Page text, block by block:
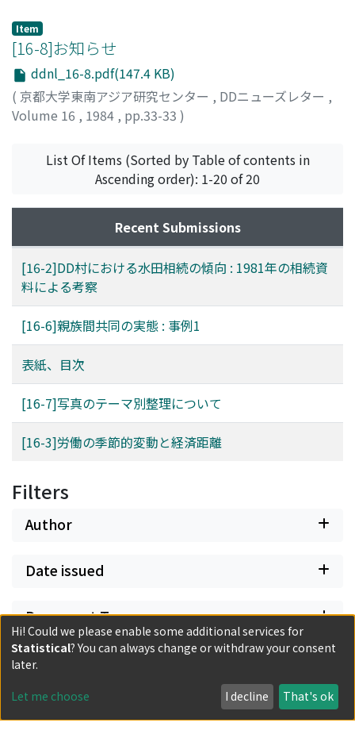
Item
[16-8]お知らせ
ddnl_16-8.pdf(147.4 KB)
( 京都大学東南アジア研究センター , DDニューズレター ,
Volume 16 , 1984 , pp.33-33 )
List Of Items (Sorted by Table of contents in
Ascending order): 1-20 of 20
Recent Submissions
[16-2]DD村における水田相続の傾向 : 1981年の相続資
料による考察
[16-6]親族間共同の実態 : 事例1
表紙、目次
[16-7]写真のテーマ別整理について
[16-3]労働の季節的変動と経済距離
Filters
Author
Date issued
Document Type
Has files
Hi! Could we please enable some additional services for
Statistical? You can always change or withdraw your consent
later.
Let me choose I decline That's ok